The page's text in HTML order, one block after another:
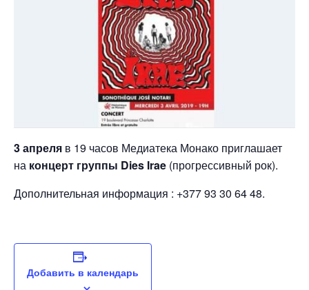
3 апреля в 19 часов Медиатека Монако приглашает
на концерт группы Dies Irae (прогрессивный рок).
Дополнительная информация : +377 93 30 64 48.
Добавить в календарь